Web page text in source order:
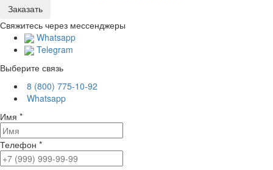
Свяжитесь через мессенджеры
Whatsapp
Telegram
Выберите связь
8 (800) 775-10-92
Whatsapp
Имя *
Телефон *